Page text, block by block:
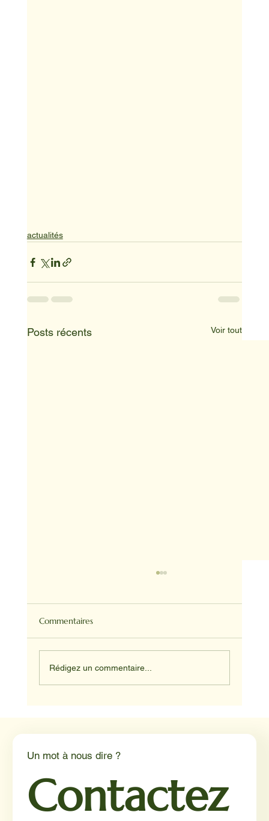
actualités
Posts récents Voir tout
Commentaires
Rédigez un commentaire...
Un mot à nous dire ?
Contactez